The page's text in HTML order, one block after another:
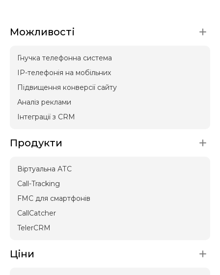
Можливості
Гнучка телефонна система
IP-телефонія на мобільних
Підвищення конверсії сайту
Аналіз реклами
Інтеграції з CRM
Продукти
Віртуальна АТС
Call-Tracking
FMC для смартфонів
CallCatcher
TelerCRM
Ціни